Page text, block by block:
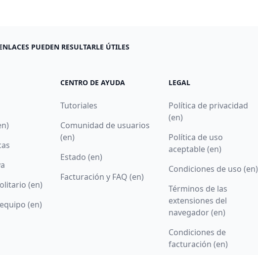
PUEDEN RESULTARLE ÚTILES
(en)
(en)
CENTRO DE AYUDA
Tutoriales
Comunidad de usuarios
(en)
Estado (en)
Facturación y FAQ (en)
LEGAL
Política de privacidad
(en)
Política de uso
aceptable (en)
Condiciones de uso (en)
Términos de las
extensiones del
navegador (en)
Condiciones de
facturación (en)